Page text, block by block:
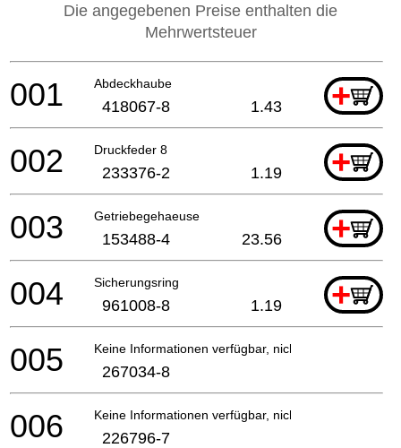
Die angegebenen Preise enthalten die
Mehrwertsteuer
Abdeckhaube +
001 418067-8 1.43
Druckfeder 8 +
002 233376-2 1.19
Getriebegehaeuse +
003 153488-4 23.56
Sicherungsring +
004 961008-8 1.19
Keine Informationen verfügbar, nicht bestellbar
005 267034-8
Keine Informationen verfügbar, nicht bestellbar
006 226796-7